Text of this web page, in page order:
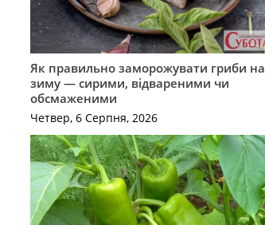
Як правильно заморожувати гриби на
зиму — сирими, відвареними чи
обсмаженими
Четвер, 6 Серпня, 2026